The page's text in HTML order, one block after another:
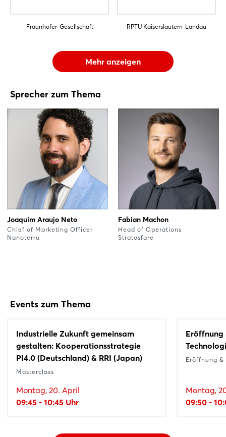
Fraunhofer-Gesellschaft RPTU Kaiserslautern-Landau
Mehr anzeigen
Sprecher zum Thema
Joaquim Araujo Neto
Chief of Marketing Officer
Nanoterra
Fabian Machon
Head of Operations
Stratosfare
Events zum Thema
Industrielle Zukunft gemeinsam
gestalten: Kooperationsstrategie
PI4.0 (Deutschland) & RRI (Japan)
Masterclass
Montag, 20. April
09:45 - 10:45 Uhr
Eröffnung
Eröffnung
Montag,
09:50 -